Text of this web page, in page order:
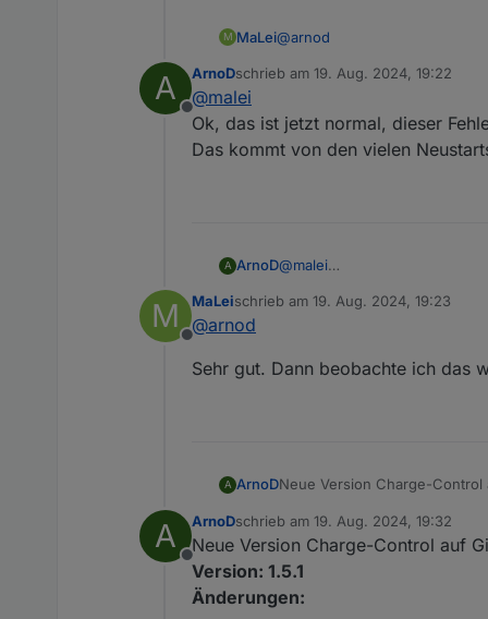
M MaLei@arnod
Ok, jetzt ist die Info weg.
Jetzt kommt eine Warnung:
javascript.0 21:15:23.369
A
Offline
ArnoDschrieb am 19. Aug. 2024, 19:22
zuletzt editiert von
@malei
Ok, das ist jetzt normal, dieser
Das kommt von den vielen
A ArnoD@malei
Das kommt von den vielen
M
Offline
MaLeischrieb am 19. Aug. 2024, 19:23
zuletzt editiert von
@arnod
Sehr gut. Dann beobachte ich das
A ArnoDNeue Version Charge-
Änderungen:
Es wird überprüft, ob bei
eingestellt ist.
Fehler behoben, dass
Fehler im DebugLog
A
Offline
ArnoDschrieb am 19. Aug. 2024, 19:32
zuletzt editiert von
Neue Version Charge-Control auf
Version: 1.5.1
Änderungen: